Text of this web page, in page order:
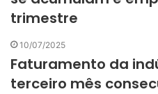
trimestre
10/07/2025
Faturamento da
terceiro mês